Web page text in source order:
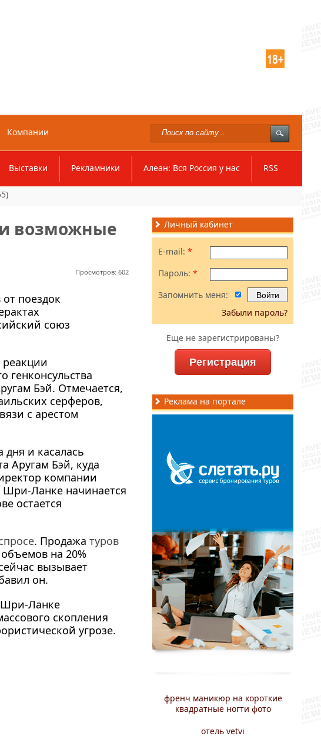
Компании
Выставки Рекламники Алеан: Вся Россия у нас RSS
возможные
Просмотров: 602
поездок
союз
генконсульства
Бэй. Отмечается,
серферов,
с арестом
дня и касалась
Аругам Бэй, куда
компании
Шри-Ланке начинается
остается
. Продажа туров
на 20%
вызывает
он.
Шри-Ланке
скопления
угрозе.
Личный кабинет
E-mail: *
Пароль: *
Запомнить меня:
Забыли пароль?
Еще не зарегистрированы?
Регистрация
Реклама на портале
френч маникюр на короткие
квадратные ногти фото
отель vetvi